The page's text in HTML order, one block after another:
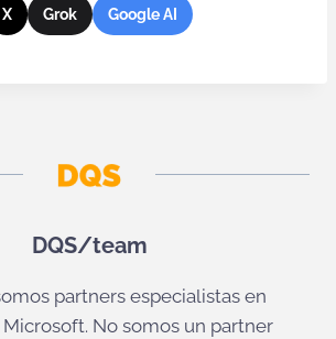
X Grok Google AI
DQS/team
partners especialistas en
No somos un partner